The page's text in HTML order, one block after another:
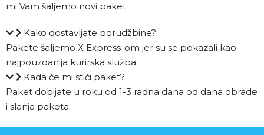
mi Vam šaljemo novi paket.
Kako dostavljate porudžbine?
Pakete šaljemo X Express-om jer su se pokazali kao
najpouzdanija kurirska služba.
Kada će mi stići paket?
Paket dobijate u roku od 1-3 radna dana od dana obrade
i slanja paketa.